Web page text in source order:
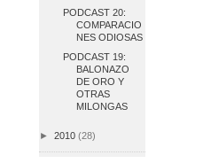
PODCAST 20:
COMPARACIO
NES ODIOSAS
PODCAST 19:
BALONAZO
DE ORO Y
OTRAS
MILONGAS
► 2010 (28)